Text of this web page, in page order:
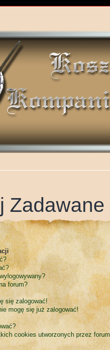
forum?
się zalogować!
mogę się już zalogować!
cookies utworzonych przez